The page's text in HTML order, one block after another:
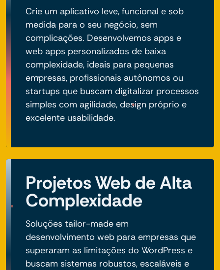
Crie um aplicativo leve, funcional e sob
medida para o seu negócio, sem
complicações. Desenvolvemos apps e
web apps personalizados de baixa
complexidade, ideais para pequenas
empresas, profissionais autônomos ou
startups que buscam digitalizar processos
simples com agilidade, design próprio e
excelente usabilidade.
Projetos Web de Alta
Complexidade
Soluções tailor-made em
desenvolvimento web para empresas que
superaram as limitações do WordPress e
buscam sistemas robustos, escaláveis e